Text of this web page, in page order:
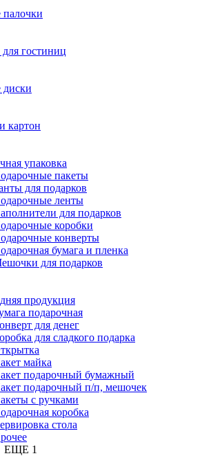
гостиниц
картон
упаковка
пакеты
для подарков
ленты
для подарков
коробки
конверты
бумага и пленка
для подарков
продукция
подарочная
для денег
для сладкого подарка
майка
подарочный бумажный
подарочный п/п, мешочек
с ручками
коробка
стола
ЕЩЕ 1